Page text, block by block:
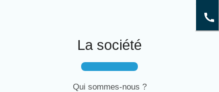
La société
Qui sommes-nous ?